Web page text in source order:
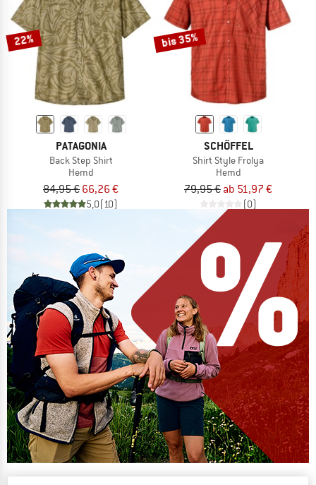
22%
PATAGONIA
Back Step Shirt
Hemd
84,95 € 66,26 €
5,0(10)
bis 35%
SCHÖFFEL
Shirt Style Frolya
Hemd
79,95 € ab 51,97 €
(0)